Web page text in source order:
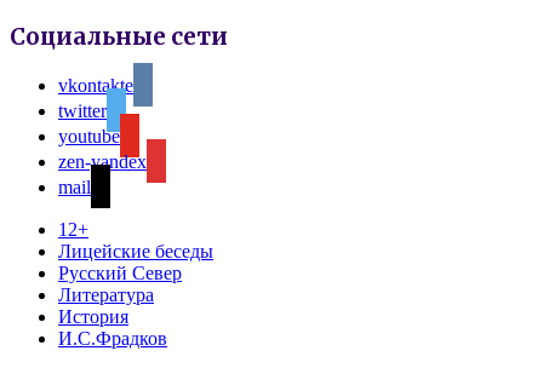
Социальные сети
vkontakte
twitter
youtube
zen-yandex
mail
12+
Лицейские беседы
Русский Север
Литература
История
И.С.Фрадков